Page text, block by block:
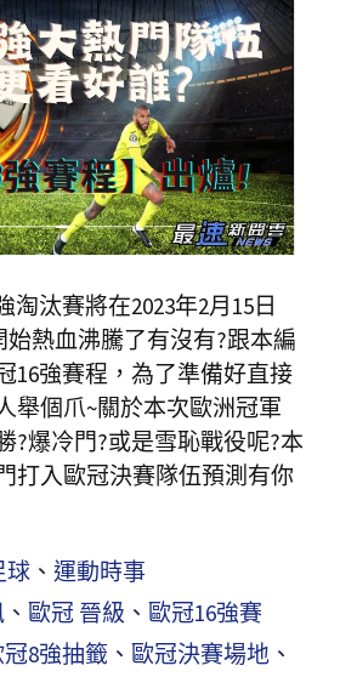
淘汰賽將在2023年2月15日
始熱血沸騰了有沒有?跟本編
16強賽程，為了準備好直接
舉個爪~關於本次歐洲冠軍
?爆冷門?或是雪恥戰役呢?本
打入歐冠決賽隊伍預測有你
球 、運動時事
、 歐冠 晉級 、 歐冠16強賽
冠8強抽籤 、 歐冠決賽場地 、